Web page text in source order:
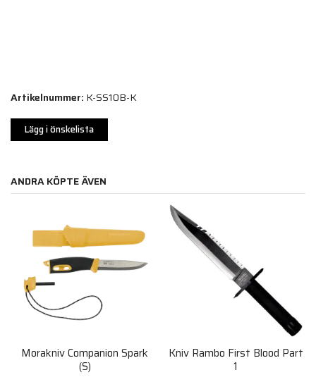
Artikelnummer: K-SS10B-K
Lägg i önskelista
ANDRA KÖPTE ÄVEN
Morakniv Companion Spark
(S)
Kniv Rambo First Blood Part
1